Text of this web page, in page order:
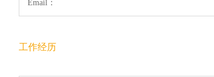
Email：
工作经历